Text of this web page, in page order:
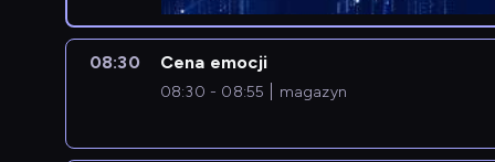
08:30 Cena emocji
08:30 - 08:55 magazyn